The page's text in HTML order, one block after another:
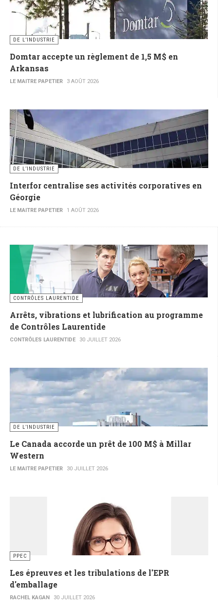
DE L’INDUSTRIE
Domtar accepte un règlement de 1,5 M$ en
Arkansas
LE MAITRE PAPETIER 3 AOÛT 2026
DE L’INDUSTRIE
Interfor centralise ses activités corporatives en
Géorgie
LE MAITRE PAPETIER 1 AOÛT 2026
CONTRÔLES LAURENTIDE
Arrêts, vibrations et lubrification au programme
de Contrôles Laurentide
CONTRÔLES LAURENTIDE 30 JUILLET 2026
DE L’INDUSTRIE
Le Canada accorde un prêt de 100 M$ à Millar
Western
LE MAITRE PAPETIER 30 JUILLET 2026
PPEC
Les épreuves et les tribulations de l'EPR
d'emballage
RACHEL KAGAN 30 JUILLET 2026